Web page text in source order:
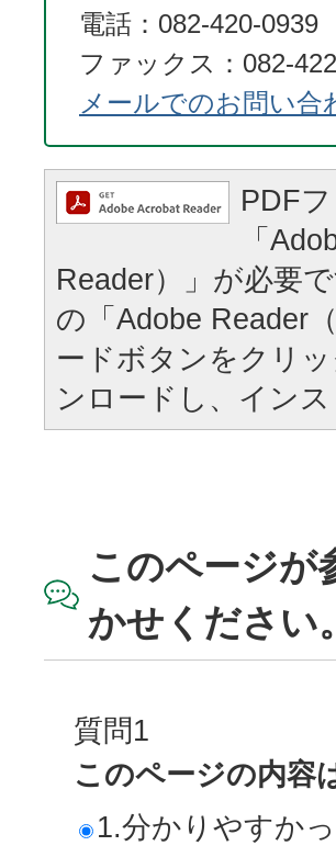
電話：082-420-0939
ファックス：082-
メールでのお問い合
PDF
「
Reader）」が必要
の「Adobe Reader
ードボタンをクリ
ンロードし、イン
このページが
かせください。
質問1
このページの内容
1.分かりやすか